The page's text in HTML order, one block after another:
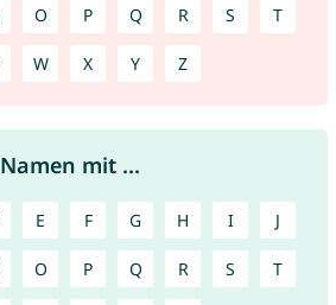
O P Q R S T
W X Y Z
Namen mit ...
E F G H I J
O P Q R S T